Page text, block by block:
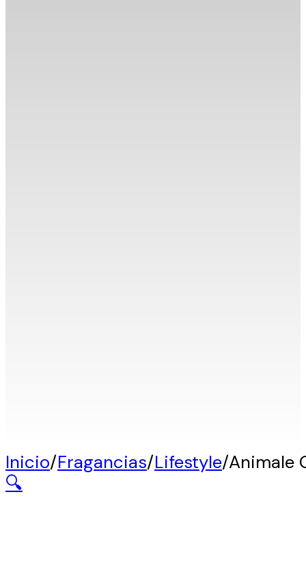
Inicio/Fragancias/Lifestyle/Animale
🔍